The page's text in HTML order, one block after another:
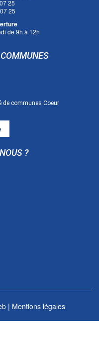
25
25
de 9h à 12h
de communes Coeur
?
| Mentions légales